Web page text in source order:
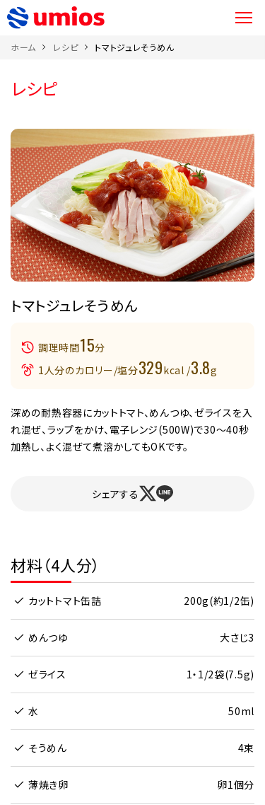
ホーム レシピ トマトジュレそうめん
レシピ
トマトジュレそうめん
調理時間15分
1人分のカロリー/塩分329kcal /3.8g
深めの耐熱容器にカットトマト、めんつゆ、ゼライスを入
れ混ぜ、ラップをかけ、電子レンジ(500W)で30～40秒
加熱し、よく混ぜて煮溶かしてもOKです。
シェアする
材料（4人分）
カットトマト缶詰 200g(約1/2缶)
めんつゆ 大さじ3
ゼライス 1・1/2袋(7.5g)
水 50ml
そうめん 4束
薄焼き卵 卵1個分